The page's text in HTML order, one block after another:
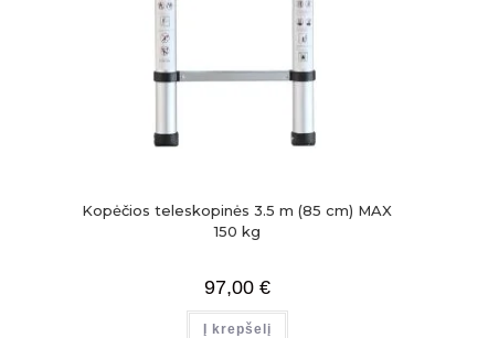
Kopėčios teleskopinės 3.5 m (85 cm) MAX
150 kg
97,00 €
Į krepšelį